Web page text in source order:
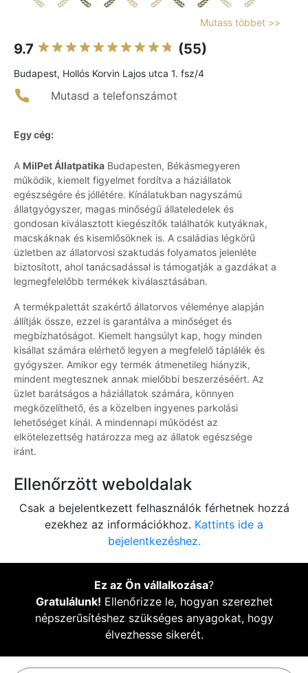
Mutass többet >>
9.7 (55)
Budapest, Hollós Korvin Lajos utca 1. fsz/4
Mutasd a telefonszámot
Egy cég:
A MilPet Állatpatika Budapesten, Békásmegyeren
működik, kiemelt figyelmet fordítva a háziállatok
egészségére és jóllétére. Kínálatukban nagyszámú
állatgyógyszer, magas minőségű állateledelek és
gondosan kiválasztott kiegészítők találhatók kutyáknak,
macskáknak és kisemlősöknek is. A családias légkörű
üzletben az állatorvosi szaktudás folyamatos jelenléte
biztosított, ahol tanácsadással is támogatják a gazdákat a
legmegfelelőbb termékek kiválasztásában.
A termékpalettát szakértő állatorvos véleménye alapján
állítják össze, ezzel is garantálva a minőséget és
megbízhatóságot. Kiemelt hangsúlyt kap, hogy minden
kisállat számára elérhető legyen a megfelelő táplálék és
gyógyszer. Amikor egy termék átmenetileg hiányzik,
mindent megtesznek annak mielőbbi beszerzéséért. Az
üzlet barátságos a háziállatok számára, könnyen
megközelíthető, és a közelben ingyenes parkolási
lehetőséget kínál. A mindennapi működést az
elkötelezettség határozza meg az állatok egészsége
iránt.
Ellenőrzött weboldalak
Csak a bejelentkezett felhasználók férhetnek hozzá
ezekhez az információkhoz. Kattints ide a
bejelentkezéshez.
Ez az Ön vállalkozása?
Gratulálunk! Ellenőrizze le, hogyan szerezhet
népszerűsítéshez szükséges anyagokat, hogy
élvezhesse sikerét.